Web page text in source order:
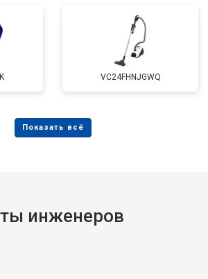
VC24FHNJGWQ
инженеров